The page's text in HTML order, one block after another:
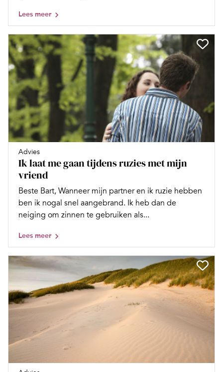
Lees meer
Advies
Ik laat me gaan tijdens ruzies met mijn
vriend
Beste Bart, Wanneer mijn partner en ik ruzie hebben
ben ik nogal snel aangebrand. Ik heb dan de
neiging om zinnen te gebruiken als...
Lees meer